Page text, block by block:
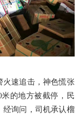
火速追击，神色慌张
米的地方被截停，民
经询问，司机承认榴